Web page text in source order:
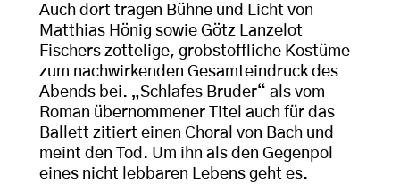
Auch dort tragen Bühne und Licht von
Matthias Hönig sowie Götz Lanzelot
Fischers zottelige, grobstoffliche Kostüme
zum nachwirkenden Gesamteindruck des
Abends bei. „Schlafes Bruder“ als vom
Roman übernommener Titel auch für das
Ballett zitiert einen Choral von Bach und
meint den Tod. Um ihn als den Gegenpol
eines nicht lebbaren Lebens geht es.